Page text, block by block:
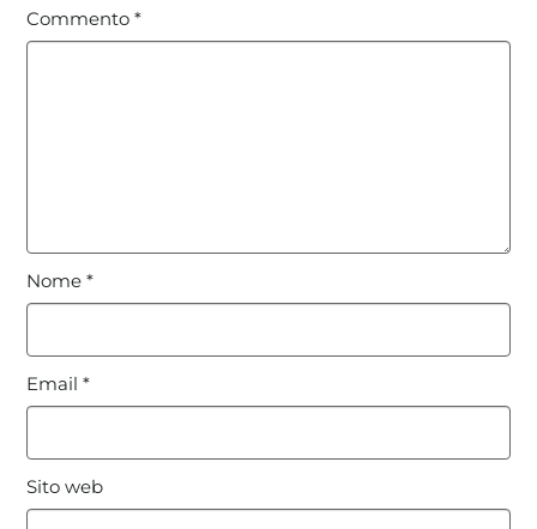
Commento*
Nome*
Email*
Sito web